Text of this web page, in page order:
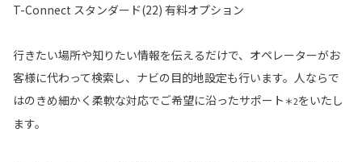
T-Connect スタンダード(22) 有料オプション
行きたい場所や知りたい情報を伝えるだけで、オペレーターがお
客様に代わって検索し、ナビの目的地設定も行います。人ならで
はのきめ細かく柔軟な対応でご希望に沿ったサポート ＊2をいたし
ます。